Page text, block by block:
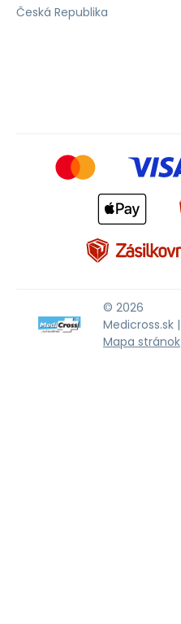
Česká Republika
© 2026
Medicross.sk |
Mapa stránok